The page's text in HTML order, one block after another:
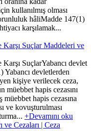
kullanılmış olması
hâliMadde 147(1)
karşılamak...
Suçlar Maddeleri ve
SuçlarYabancı devlet
Yabancı devletlerden
kişiye verilecek ceza,
müebbet hapis cezasını
müebbet hapis cezasına
ve kovuşturulması
+Devamını oku
ve Cezaları | Ceza